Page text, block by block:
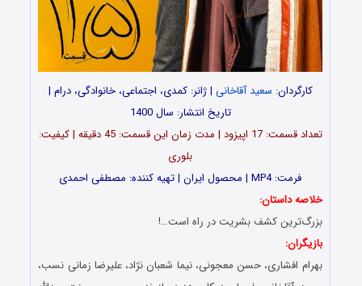
کارگردان: سعید آقاخانی | ژانر: کمدی، اجتماعی، خانوادگی، درام |
تاریخ انتشار: سال 1400
تعداد قسمت: 17 اپیزود | مدت زمان این قسمت: 45 دقیقه | کیفیت:
بلوری
فرمت: MP4 | محصول ایران | تهیه کننده: مصطفی احمدی
خلاصه داستان:
بزرگ‌ترین کشف بشریت در راه است…!
بازیگران:
بهرام افشاری، حسن معجونی، نیما شعبان نژاد، علیرضا زمانی نسب،